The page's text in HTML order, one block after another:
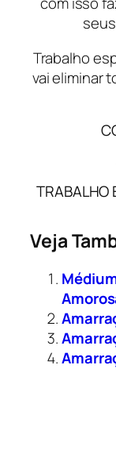
Trabalho
vai eliminar
TRABALHO
Veja